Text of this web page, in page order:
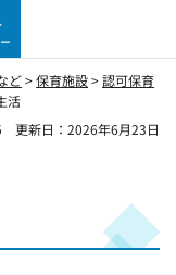
ど>保育施設>認可保育
活
更新日：2026年6月23日